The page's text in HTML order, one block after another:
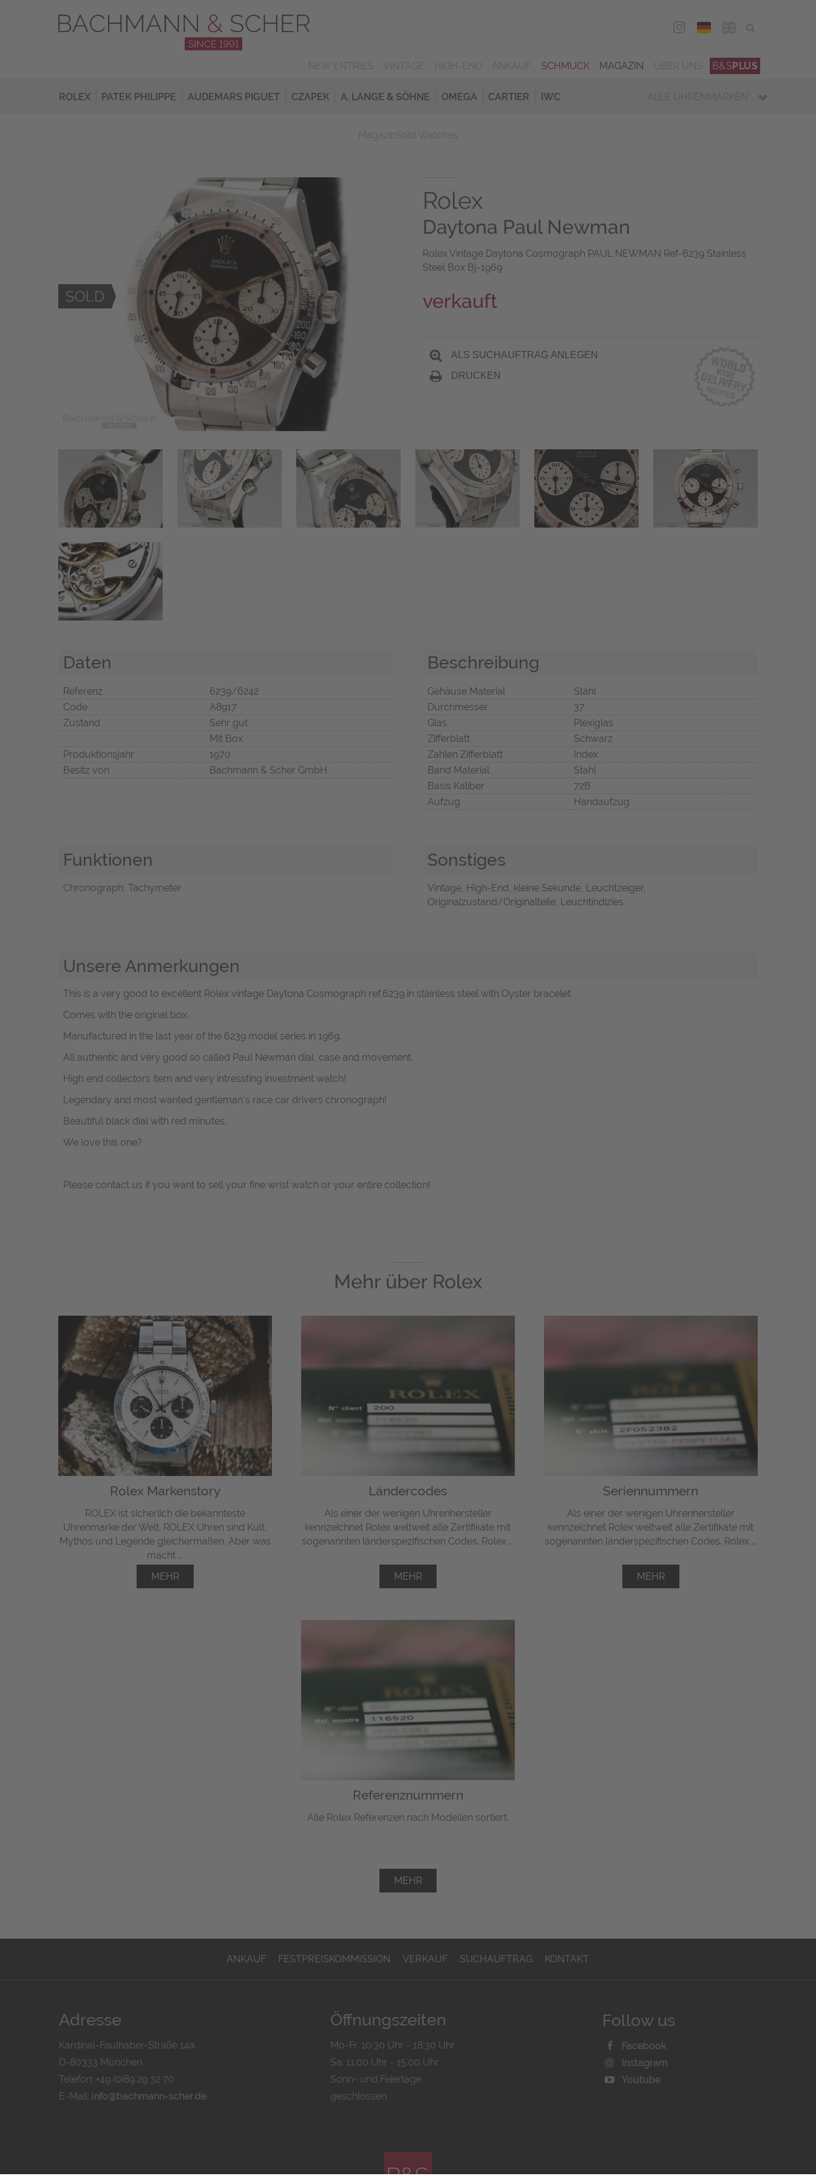
DEU
SCHMUCK MAGAZIN B&SPLUS
ROLEX PATEK PHILIPPE AUDEMARS PIGUET CZAPEK A. LANGE & SÖHNE OMEGA CARTIER IWC ALLE UHRENMARKEN
Rolex
Daytona Paul Newman
Rolex Vintage Daytona Cosmograph PAUL NEWMAN Ref-6239 Stainless
Steel Box Bj-1969
verkauft
ALS SUCHAUFTRAG ANLEGEN
DRUCKEN
Daten
Referenz
6239/6242
Code
A8917
Zustand
Sehr gut
Mit Box
Produktionsjahr
1970
Besitz von
Bachmann & Scher GmbH
Beschreibung
Gehäuse Material
Stahl
Durchmesser
37
Glas
Plexiglas
Zifferblatt
Schwarz
Zahlen Zifferblatt
Index
Band Material
Stahl
Basis Kaliber
72B
Aufzug
Handaufzug
Funktionen
Chronograph, Tachymeter
Sonstiges
Vintage, High-End, kleine Sekunde, Leuchtzeiger,
Originalzustand/Originalteile, Leuchtindizies
Unsere Anmerkungen
This is a very good to excellent Rolex vintage Daytona Cosmograph ref.6239 in stainless steel with Oyster bracelet.
Comes with the original box.
Manufactured in the last year of the 6239 model series in 1969.
All authentic and very good so called Paul Newman dial, case and movement.
High end collectors item and very intressting investment watch!
Legendary and most wanted gentleman´s race car drivers chronograph!
Beautiful black dial with red minutes.
We love this one?
Please contact us if you want to sell your fine wrist watch or your entire collection!
Mehr über Rolex
Rolex Markenstory
ROLEX ist sicherlich die bekannteste
Uhrenmarke der Welt. ROLEX Uhren sind Kult,
Mythos und Legende gleichermaßen. Aber was
macht ...
MEHR
Ländercodes
Als einer der wenigen Uhrenhersteller
kennzeichnet Rolex weltweit alle Zertifikate mit
sogenannten länderspezifischen Codes. Rolex ...
MEHR
Seriennummern
Als einer der wenigen Uhrenhersteller
kennzeichnet Rolex weltweit alle Zertifikate mit
sogenannten länderspezifischen Codes. Rolex ...
MEHR
Referenznummern
Alle Rolex Referenzen nach Modellen sortiert.
MEHR
ANKAUF FESTPREISKOMMISSION VERKAUF SUCHAUFTRAG KONTAKT
Adresse
Kardinal-Faulhaber-Straße 14a
D-80333 München
Telefon: +49 (0)89 29 32 70
E-Mail: info@bachmann-scher.de
Öffnungszeiten
Mo-Fr. 10:30 Uhr - 18:30 Uhr
Sa. 11:00 Uhr - 15.00 Uhr
Sonn- und Feiertage
geschlossen
Follow us
Facebook
Instagram
Youtube